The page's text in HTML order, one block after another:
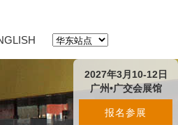
2027年3月10-12日
广州•广交会展馆
报名参展